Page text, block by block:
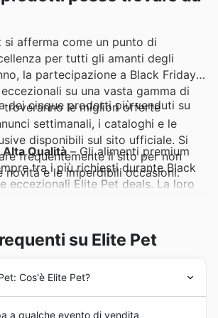
si afferma come un punto di
per tutti gli amanti degli
la partecipazione a Black Friday
su una vasta gamma di
le migliori offerte
settimanali, i cataloghi e le
disponibili sul sito ufficiale. Si
frequentemente il sito per non
novità e le imperdibili occasioni.
dei cinque prodotti più venduti su
Qualità– Gli alimenti premium
tra i più richiesti durante Black
eccezionali Elite Pet deals. La loro
alla salute dei loro amici a
un'ampia selezione di queste
Elite Pet weekly ads.
per Gatti– La richiesta di
che stimolino l'attività fisica e
è in costante crescita, soprattutto in
su Elite Pet
Cos'è Elite Pet?
a qualche evento di vendita